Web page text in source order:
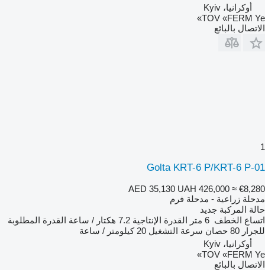
أوكرانيا، Kyiv
TOV «FERM Ye»
الاتصال بالبائع
1
Golta KRT-6 P/KRT-6 P-01
AED 35,130 UAH 426,000 ≈ €8,280
مدحلة زراعية - مدحلة فرم
حالة المركبة جديد
اتساع الخطف 6 متر القدرة الإنتاجية 7.2 هكتار / ساعة
القدرة المطلوبة
للجرار 80 حصان سرعة التشغيل 20 كيلومتر / ساعة
أوكرانيا، Kyiv
TOV «FERM Ye»
الاتصال بالبائع